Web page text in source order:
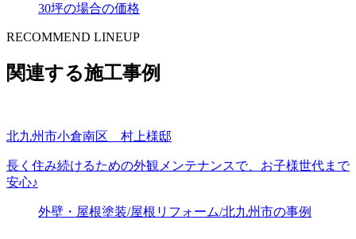
30坪の場合の価格
RECOMMEND LINEUP
関連する施工事例
北九州市小倉南区 村上様邸
長く住み続けるための外観メンテナンスで、お子様世代まで
安心♪
外壁・屋根塗装/屋根リフォーム/北九州市の事例